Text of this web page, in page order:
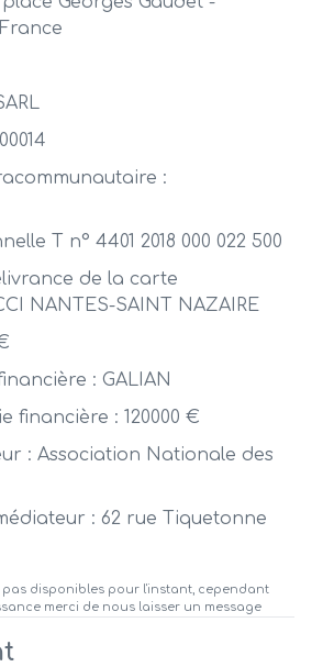
:
T n° 4401 2018 000 022 500
de la carte
NANTES-SAINT NAZAIRE
: GALIAN
financière : 120000 €
: Association Nationale des
: 62 rue Tiquetonne
disponibles pour l'instant, cependant
merci de nous laisser un message